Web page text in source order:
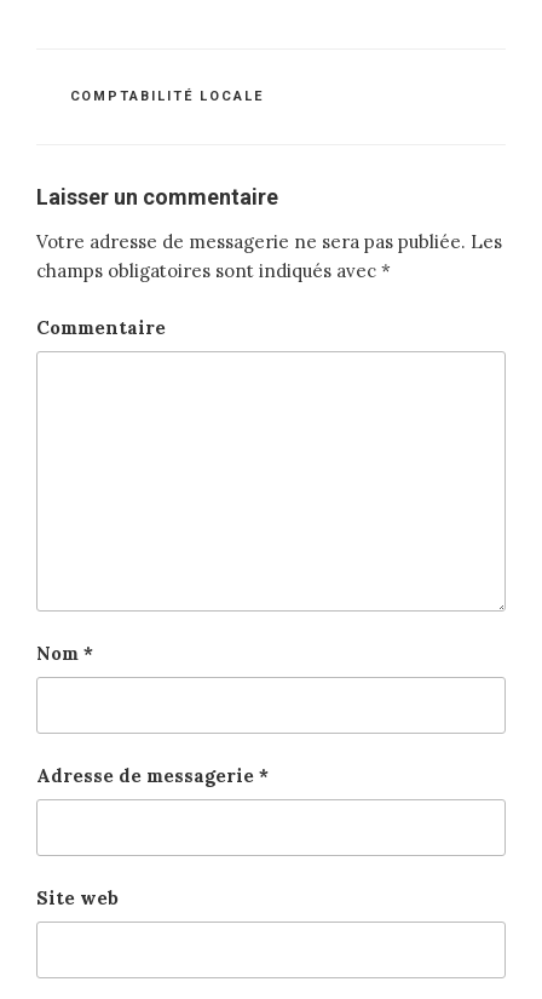
CATÉGORIES
COMPTABILITÉ LOCALE
Laisser un commentaire
Votre adresse de messagerie ne sera pas publiée. Les
champs obligatoires sont indiqués avec *
Commentaire
Nom *
Adresse de messagerie *
Site web